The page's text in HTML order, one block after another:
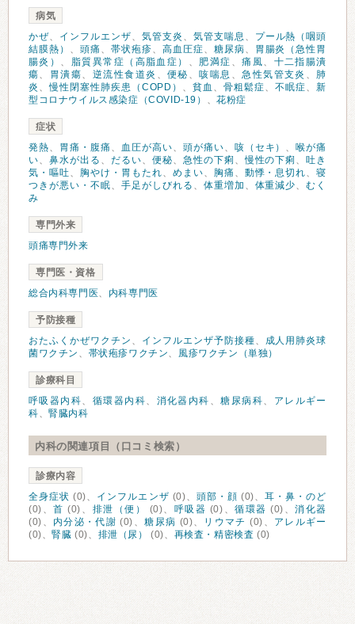
病気
かぜ、 インフルエンザ、 気管支炎 、 気管支喘息 、
プール熱（咽頭
結膜熱） 、 頭痛 、 帯状疱疹、 高血圧症、 糖尿病、
胃腸炎（急性胃
腸炎） 、 脂質異常症（高脂血症） 、 肥満症 、痛風、 十二指腸潰
瘍、 胃潰瘍、 逆流性食道炎 、 便秘 、咳喘息 、急性気管支炎 、 肺
炎 、慢性閉塞性肺疾患（COPD） 、貧血 、骨粗鬆症、不眠症、新
型コロナウイルス感染症（COVID-19） 、花粉症
症状
発熱、 胃痛・腹痛 、 血圧が高い、 頭が痛い、 咳（セキ） 、喉が痛
い、 鼻水が出る 、 だるい、 便秘、 急性の下痢 、慢性の下痢 、吐き
気・嘔吐、 胸やけ・胃もたれ、 めまい、 胸痛 、 動悸・息切れ、寝
つきが悪い・不眠、 手足がしびれる 、 体重増加 、 体重減少、むく
み
専門外来
頭痛専門外来
専門医・資格
総合内科専門医、 内科専門医
予防接種
おたふくかぜワクチン 、 インフルエンザ予防接種、
成人用肺炎球
菌ワクチン 、 帯状疱疹ワクチン、 風疹ワクチン（単独）
診療科目
呼吸器内科、 循環器内科、 消化器内科 、糖尿病科、 アレルギー
科、腎臓内科
内科の関連項目（口コミ検索）
診療内容
全身症状 (0)、 インフルエンザ (0)、 頭部・顔 (0)、耳・鼻・のど
(0)、首 (0)、 排泄（便） (0)、 呼吸器 (0)、循環器 (0)、消化器
(0)、 内分泌・代謝 (0)、糖尿病 (0)、 リウマチ (0)、 アレルギー
(0)、腎臓 (0)、 排泄（尿） (0)、 再検査・精密検査 (0)